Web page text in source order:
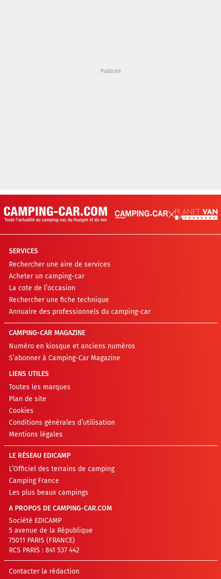
SERVICES
Rechercher une aire de services
Acheter un camping-car
La cote de l’occasion
Rechercher une fiche technique
Annuaire des professionnels du camping-car
CAMPING-CAR MAGAZINE
Numéro en kiosque et anciens numéros
S’abonner à Camping-Car Magazine
LIENS UTILES
Toutes les marques
Plan de site
Cookies
Conditions générales d’utilisation
Mentions légales
LE RÉSEAU EDICAMP
L’Officiel des terrains de camping
Camping France
Les plus beaux campings
A PROPOS DE CAMPING-CAR.COM
Société EDICAMP
5 avenue de la République
75011 PARIS (FRANCE)
RCS PARIS : 841 537 442
Contacter la rédaction